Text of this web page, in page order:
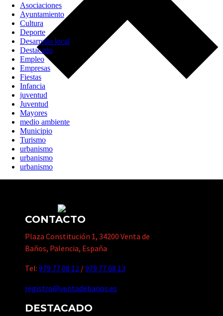
Asociaciones
Ayuntamiento
Cultura
Deporte
Desarrollo local
Destacado
Empleo
Empresas
Fiestas
Infancia
juventud
Juventud
Mayores
medio ambiente
Municipio
Turismo
urbanismo
urbanismo
urbanismo
CONTACTO
Plaza Constitución 1, 34200 Venta de
Baños, Palencia, España
Tel: 979 77 08 12 /979 77 08 13
registro@ventadebanos.es
DESTACADO